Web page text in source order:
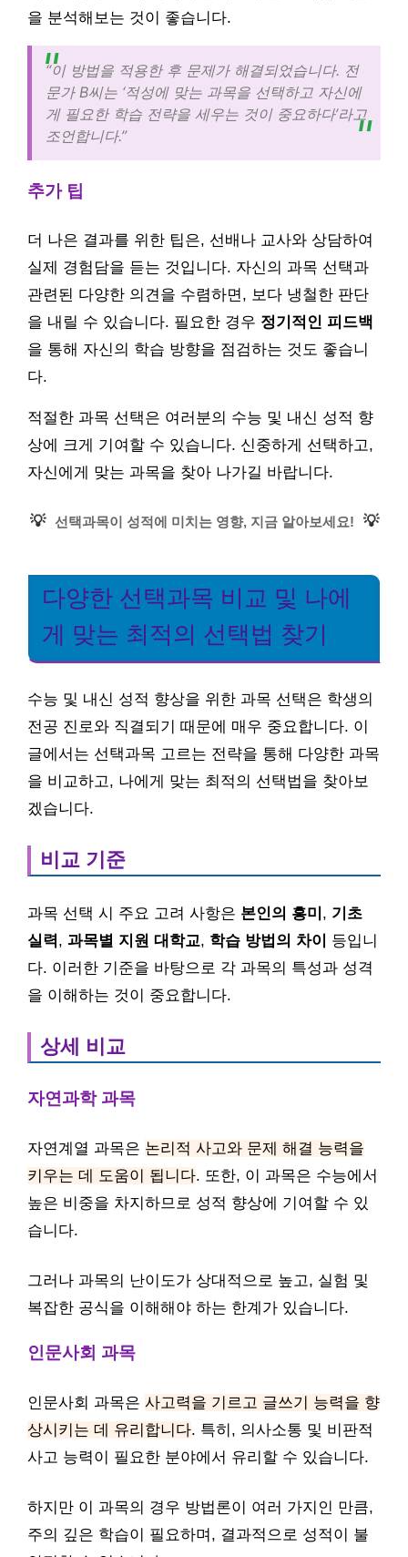
을 분석해보는 것이 좋습니다.
“이 방법을 적용한 후 문제가 해결되었습니다. 전
문가 B씨는 ‘적성에 맞는 과목을 선택하고 자신에
게 필요한 학습 전략을 세우는 것이 중요하다’라고
조언합니다.”
추가 팁
더 나은 결과를 위한 팁은, 선배나 교사와 상담하여
실제 경험담을 듣는 것입니다. 자신의 과목 선택과
관련된 다양한 의견을 수렴하면, 보다 냉철한 판단
을 내릴 수 있습니다. 필요한 경우 정기적인 피드백
을 통해 자신의 학습 방향을 점검하는 것도 좋습니
다.
적절한 과목 선택은 여러분의 수능 및 내신 성적 향
상에 크게 기여할 수 있습니다. 신중하게 선택하고,
자신에게 맞는 과목을 찾아 나가길 바랍니다.
💡 선택과목이 성적에 미치는 영향, 지금 알아보세요! 💡
다양한 선택과목 비교 및 나에
게 맞는 최적의 선택법 찾기
수능 및 내신 성적 향상을 위한 과목 선택은 학생의
전공 진로와 직결되기 때문에 매우 중요합니다. 이
글에서는 선택과목 고르는 전략을 통해 다양한 과목
을 비교하고, 나에게 맞는 최적의 선택법을 찾아보
겠습니다.
비교 기준
과목 선택 시 주요 고려 사항은 본인의 흥미 , 기초
실력, 과목별 지원 대학교, 학습 방법의 차이
등입니
다. 이러한 기준을 바탕으로 각 과목의 특성과 성격
을 이해하는 것이 중요합니다.
상세 비교
자연과학 과목
자연계열 과목은 논리적 사고와 문제 해결 능력을
키우는 데 도움이 됩니다. 또한, 이 과목은 수능에서
높은 비중을 차지하므로 성적 향상에 기여할 수 있
습니다.
그러나 과목의 난이도가 상대적으로 높고, 실험 및
복잡한 공식을 이해해야 하는 한계가 있습니다.
인문사회 과목
인문사회 과목은 사고력을 기르고 글쓰기 능력을 향
상시키는 데 유리합니다. 특히, 의사소통 및 비판적
사고 능력이 필요한 분야에서 유리할 수 있습니다.
하지만 이 과목의 경우 방법론이 여러 가지인 만큼,
주의 깊은 학습이 필요하며, 결과적으로 성적이 불